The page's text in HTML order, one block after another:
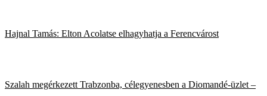
Hajnal Tamás: Elton Acolatse elhagyhatja a Ferencvárost
Szalah megérkezett Trabzonba, célegyenesben a Diomandé-üzlet –